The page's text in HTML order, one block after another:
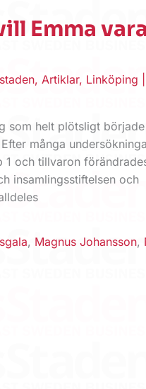
Emma
,Artiklar, Linköping
som helt plötsligt
många
och tillvaron
insamlingsstiftelsen och
, Magnus Johansson,